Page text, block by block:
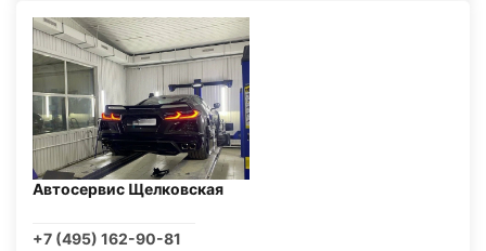
Автосервис Щелковская
+7 (495) 162-90-81